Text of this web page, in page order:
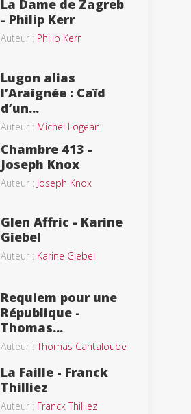
La Dame de Zagreb
- Philip Kerr
Auteur : Philip Kerr
Lugon alias
l’Araignée : Caïd
d’un...
Auteur : Michel Logean
Chambre 413 -
Joseph Knox
Auteur : Joseph Knox
Glen Affric - Karine
Giebel
Auteur : Karine Giebel
Requiem pour une
République -
Thomas...
Auteur :Thomas Cantaloube
La Faille - Franck
Thilliez
Auteur : Franck Thilliez